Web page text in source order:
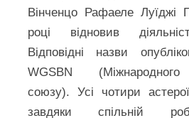
Вінченцо Рафаеле Луїджі
році відновив
Відповідні назви
WGSBN (Міжнародного
союзу). Усі чотири
завдяки спільній